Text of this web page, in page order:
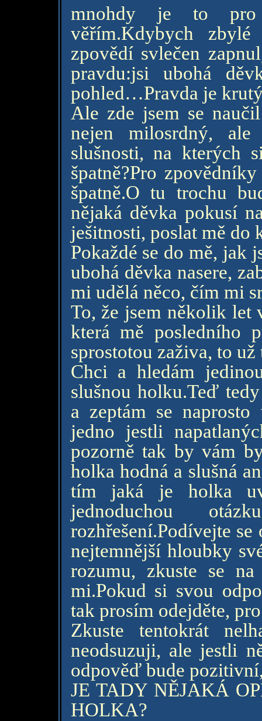
mnohdy je to
věřím.Kdybych
zpovědí svlečen
pravdu:jsi ubohá
pohled…Pravda je
Ale zde jsem se
nejen milosrdný, ale
slušnosti, na kterých
špatně?Pro
špatně.O tu trochu
nějaká děvka pokusí
ješitnosti, poslat mě do
Pokaždé se do mě, jak
ubohá děvka nasere,
mi udělá něco, čím mi
To, že jsem několik let
která mě posledního
sprostotou zaživa, to
Chci a hledám
slušnou holku.Teď
a zeptám se
jedno jestli
pozorně tak by vám
holka hodná a slušná
tím jaká je holka
jednoduchou
rozhřešení.Podívejte
nejtemnější hloubky
rozumu, zkuste se
mi.Pokud si svou
tak prosím odejděte,
Zkuste tentokrát
neodsuzuji, ale jestli
odpověď bude
JE TADY NĚJAKÁ
HOLKA?